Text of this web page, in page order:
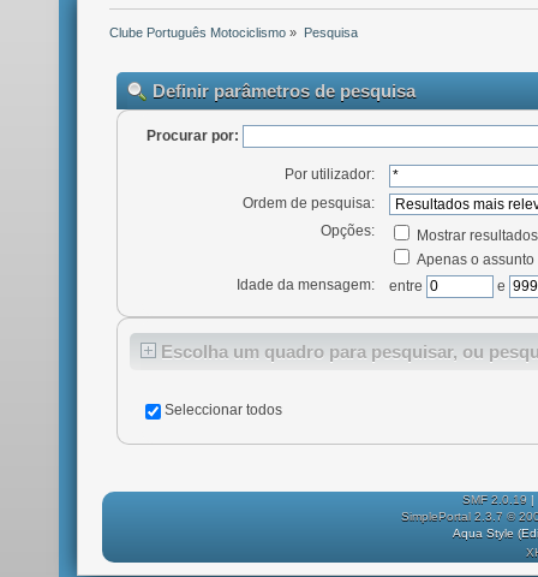
Clube Português Motociclismo » Pesquisa
Definir parâmetros de pesquisa
Procurar por:
Por utilizador:
Ordem de pesquisa:
Opções:
Mostrar
Apenas o
Idade da mensagem:
entre e
Escolha um quadro para pesquisar, ou
Seleccionar todos
SMF 2.0.19 |
SimplePortal 2.3.7 ©
Aqua Style